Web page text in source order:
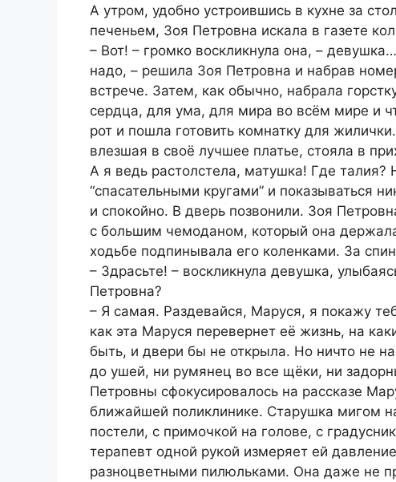
А утром, удобно устроившись в кухне за
печеньем, Зоя Петровна искала в газете
– Вот! – громко воскликнула она, –
надо, – решила Зоя Петровна и набрав
встрече. Затем, как обычно, набрала
сердца, для ума, для мира во всём мире и
рот и пошла готовить комнатку для
влезшая в своё лучшее платье, стояла в
А я ведь растолстела, матушка! Где
“спасательными кругами” и показываться
и спокойно. В дверь позвонили. Зоя
с большим чемоданом, который она
ходьбе подпинывала его коленками. За
– Здрасьте! – воскликнула девушка,
Петровна?
– Я самая. Раздевайся, Маруся, я покажу
как эта Маруся перевернет её жизнь, на
быть, и двери бы не открыла. Но ничто не
до ушей, ни румянец во все щёки, ни
Петровны сфокусировалось на рассказе
ближайшей поликлинике. Старушка мигом
постели, с примочкой на голове, с
терапевт одной рукой измеряет ей
разноцветными пилюльками. Она даже не